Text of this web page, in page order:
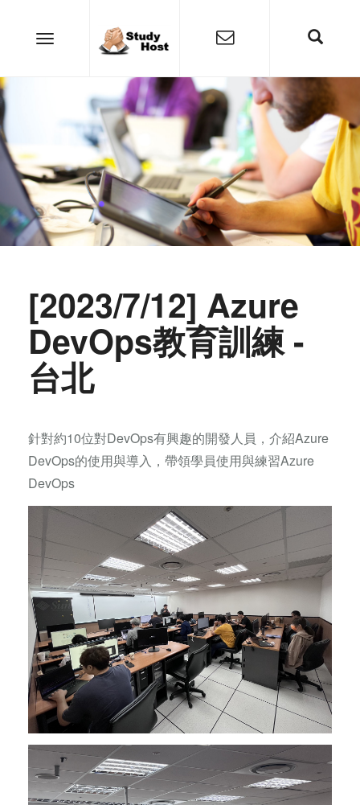
[2023/7/12] Azure
DevOps教育訓練 -
台北
針對約10位對DevOps有興趣的開發人員，介紹Azure
DevOps的使用與導入，帶領學員使用與練習Azure
DevOps